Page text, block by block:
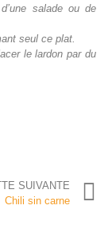
salade ou de
seul ce plat.
le lardon par du
SUIVANTE
Chili sin carne